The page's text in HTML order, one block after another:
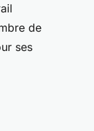
de
ses